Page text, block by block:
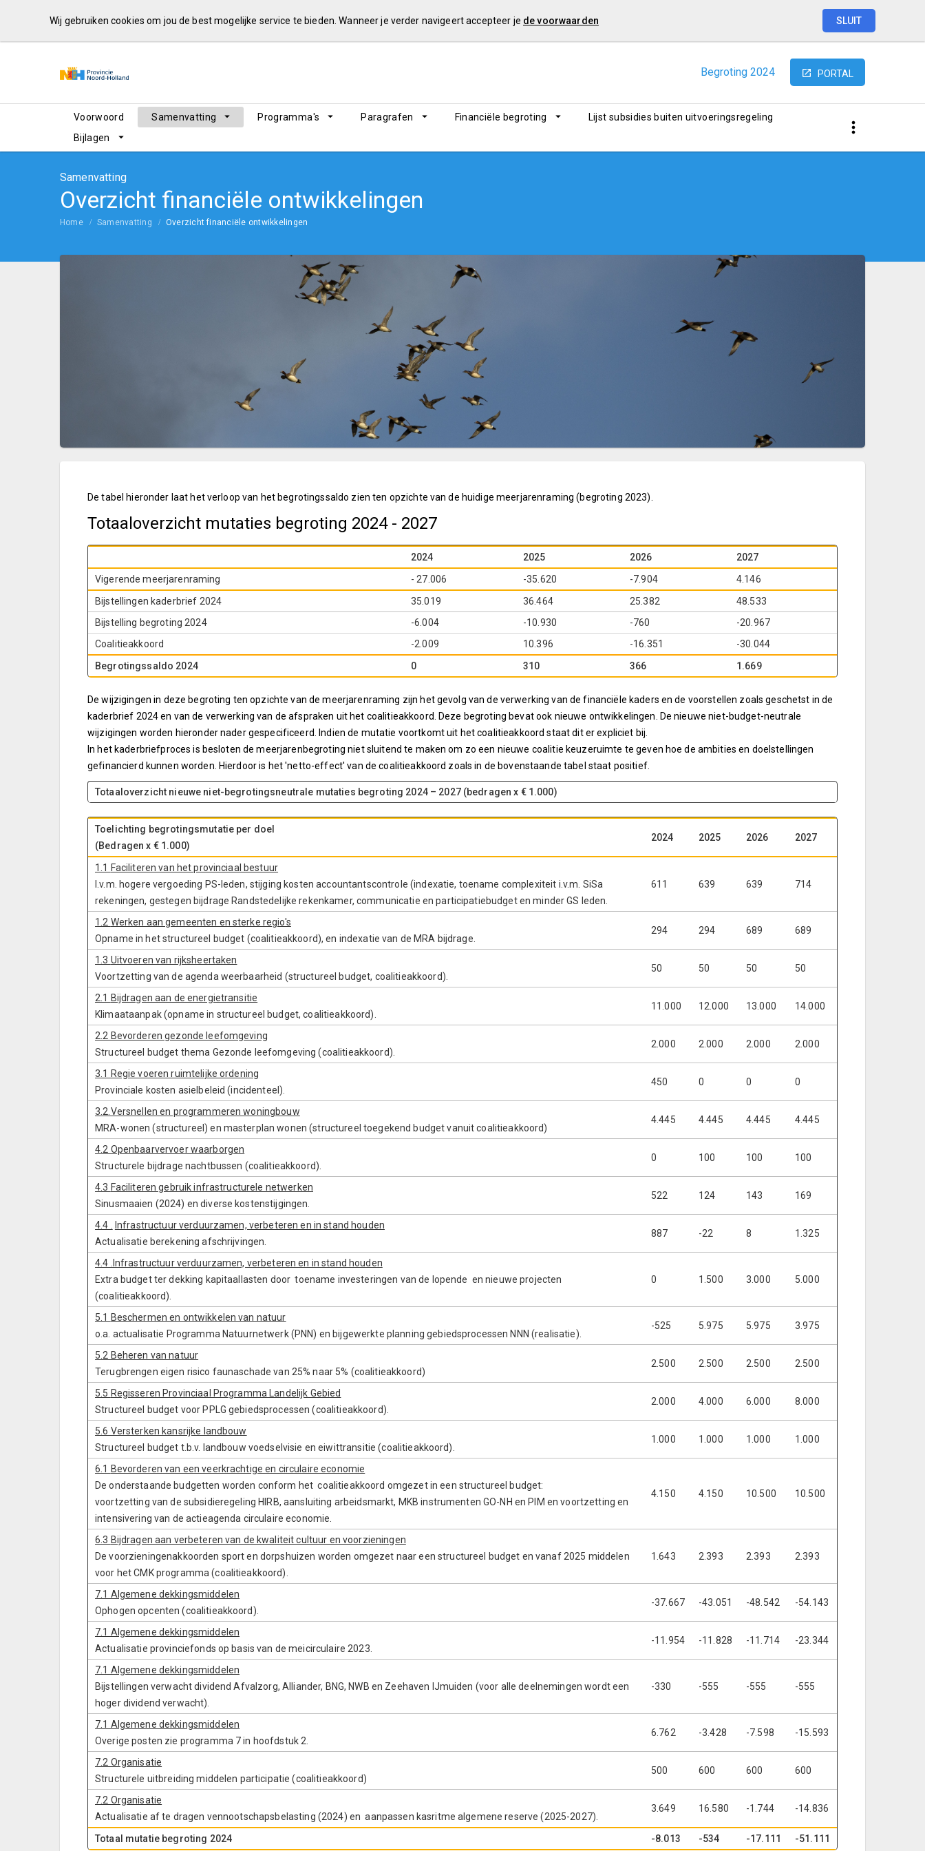
Wij gebruiken cookies om jou de best mogelijke service te bieden. Wanneer je verder navigeert accepteer je de voorwaarden SLUIT
Begroting 2024 PORTAL
Voorwoord Samenvatting Programma's Paragrafen Financiële begroting
Lijst subsidies buiten uitvoeringsregeling
Bijlagen
Samenvatting
Overzicht financiële ontwikkelingen
Home Samenvatting Overzicht financiële ontwikkelingen
De tabel hieronder laat het verloop van het begrotingssaldo zien ten opzichte van de huidige meerjarenraming (begroting 2023).
Totaaloverzicht mutaties begroting 2024 - 2027
2024 2025 2026
2027
Vigerende meerjarenraming
- 27.006 -35.620 -7.904
4.146
Bijstellingen kaderbrief 2024
35.019 36.464 25.382
48.533
Bijstelling begroting 2024
-6.004 -10.930 -760
-20.967
Coalitieakkoord
-2.009 10.396 -16.351
-30.044
Begrotingssaldo 2024
0 310 366 1.669
De wijzigingen in deze begroting ten opzichte van de meerjarenraming zijn het gevolg van de verwerking van de financiële kaders en de voorstellen zoals geschetst in de
kaderbrief 2024 en van de verwerking van de afspraken uit het coalitieakkoord. Deze begroting bevat ook nieuwe ontwikkelingen. De nieuwe niet-budget-neutrale
wijzigingen worden hieronder nader gespecificeerd. Indien de mutatie voortkomt uit het coalitieakkoord staat dit er expliciet bij.
In het kaderbriefproces is besloten de meerjarenbegroting niet sluitend te maken om zo een nieuwe coalitie keuzeruimte te geven hoe de ambities en doelstellingen
gefinancierd kunnen worden. Hierdoor is het 'netto-effect' van de coalitieakkoord zoals in de bovenstaande tabel staat positief.
Totaaloverzicht nieuwe niet-begrotingsneutrale mutaties begroting 2024 – 2027 (bedragen x € 1.000)
Toelichting begrotingsmutatie per doel
(Bedragen x € 1.000)
2024 2025 2026 2027
1.1 Faciliteren van het provinciaal bestuur
I.v.m. hogere vergoeding PS-leden, stijging kosten accountantscontrole (indexatie, toename complexiteit i.v.m. SiSa
rekeningen, gestegen bijdrage Randstedelijke rekenkamer, communicatie en participatiebudget en minder GS leden.
611 639 639 714
1.2 Werken aan gemeenten en sterke regio's
Opname in het structureel budget (coalitieakkoord), en indexatie van de MRA bijdrage.
294 294 689 689
1.3 Uitvoeren van rijksheertaken
Voortzetting van de agenda weerbaarheid (structureel budget, coalitieakkoord).
50 50 50 50
2.1 Bijdragen aan de energietransitie
Klimaataanpak (opname in structureel budget, coalitieakkoord).
11.000 12.000 13.000 14.000
2.2 Bevorderen gezonde leefomgeving
Structureel budget thema Gezonde leefomgeving (coalitieakkoord).
2.000 2.000 2.000 2.000
3.1 Regie voeren ruimtelijke ordening
Provinciale kosten asielbeleid (incidenteel).
450 0 0 0
3.2.Versnellen en programmeren woningbouw
MRA-wonen (structureel) en masterplan wonen (structureel toegekend budget vanuit coalitieakkoord)
4.445 4.445 4.445 4.445
4.2 Openbaarvervoer waarborgen
Structurele bijdrage nachtbussen (coalitieakkoord).
0 100 100 100
4.3 Faciliteren gebruik infrastructurele netwerken
Sinusmaaien (2024) en diverse kostenstijgingen.
522 124 143 169
4.4 .
Infrastructuur verduurzamen, verbeteren en in stand houden
Actualisatie berekening afschrijvingen.
887 -22 8 1.325
4.4 .Infrastructuur verduurzamen, verbeteren en in stand houden
Extra budget ter dekking kapitaallasten door toename investeringen van de lopende en nieuwe projecten
(coalitieakkoord).
0 1.500 3.000 5.000
5.1 Beschermen en ontwikkelen van natuur
o.a. actualisatie Programma Natuurnetwerk (PNN) en bijgewerkte planning gebiedsprocessen NNN (realisatie).
-525 5.975 5.975 3.975
5.2 Beheren van natuur
Terugbrengen eigen risico faunaschade van 25% naar 5% (coalitieakkoord)
2.500 2.500 2.500 2.500
5.5 Regisseren Provinciaal Programma Landelijk Gebied
Structureel budget voor PPLG gebiedsprocessen (coalitieakkoord).
2.000 4.000 6.000 8.000
5.6 Versterken kansrijke landbouw
Structureel budget t.b.v. landbouw voedselvisie en eiwittransitie (coalitieakkoord).
1.000 1.000 1.000 1.000
6.1 Bevorderen van een veerkrachtige en circulaire economie
De onderstaande budgetten worden conform het coalitieakkoord omgezet in een structureel budget:
voortzetting van de subsidieregeling HIRB, aansluiting arbeidsmarkt, MKB instrumenten GO-NH en PIM en voortzetting en
intensivering van de actieagenda circulaire economie.
4.150 4.150 10.500 10.500
6.3 Bijdragen aan verbeteren van de kwaliteit cultuur en voorzieningen
De voorzieningenakkoorden sport en dorpshuizen worden omgezet naar een structureel budget en vanaf 2025 middelen
voor het CMK programma (coalitieakkoord).
1.643 2.393 2.393 2.393
7.1 Algemene dekkingsmiddelen
Ophogen opcenten (coalitieakkoord).
-37.667 -43.051 -48.542 -54.143
7.1 Algemene dekkingsmiddelen
Actualisatie provinciefonds op basis van de meicirculaire 2023.
-11.954 -11.828 -11.714 -23.344
7.1 Algemene dekkingsmiddelen
Bijstellingen verwacht dividend Afvalzorg, Alliander, BNG, NWB en Zeehaven IJmuiden (voor alle deelnemingen wordt een
hoger dividend verwacht).
-330 -555 -555 -555
7.1 Algemene dekkingsmiddelen
Overige posten zie programma 7 in hoofdstuk 2.
6.762 -3.428 -7.598 -15.593
7.2 Organisatie
Structurele uitbreiding middelen participatie (coalitieakkoord)
500 600 600 600
7.2 Organisatie
Actualisatie af te dragen vennootschapsbelasting (2024) en aanpassen kasritme algemene reserve (2025-2027).
3.649 16.580 -1.744 -14.836
Totaal mutatie begroting 2024 -8.013 -534 -17.111 -51.111